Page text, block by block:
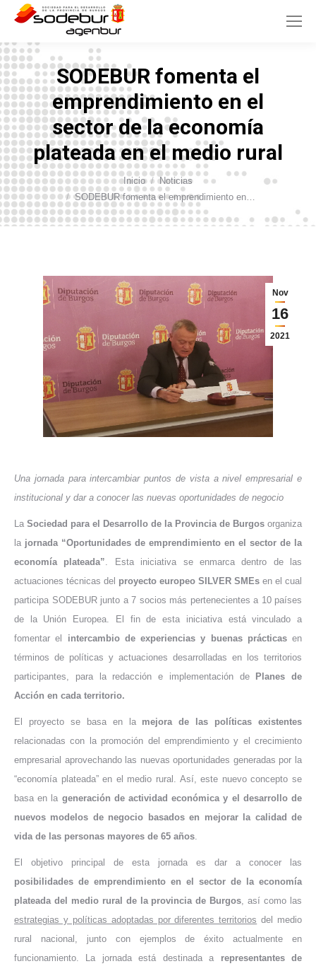
SODEBUR fomenta el
emprendimiento en el
sector de la economía
plateada en el medio rural
Estás aquí: Inicio
Noticias
SODEBUR fomenta el emprendimiento en…
Nov
16
2021
Una jornada para intercambiar puntos de vista a nivel empresarial e
institucional y dar a conocer las nuevas oportunidades de negocio
La Sociedad para el Desarrollo de la Provincia de Burgos organiza
la jornada “Oportunidades de emprendimiento en el sector de la
economía plateada”. Esta iniciativa se enmarca dentro de las
actuaciones técnicas del proyecto europeo SILVER SMEs en el cual
participa SODEBUR junto a 7 socios más pertenecientes a 10 países
de la Unión Europea. El fin de esta iniciativa está vinculado a
fomentar el intercambio de experiencias y buenas prácticas en
términos de políticas y actuaciones desarrolladas en los territorios
participantes, para la redacción e implementación dePlanes de
Acción en cada territorio.
El proyecto se basa en la mejora de las políticas existentes
relacionadas con la promoción del emprendimiento y el crecimiento
empresarial aprovechando las nuevas oportunidades generadas por la
“economía plateada” en el medio rural. Así, este nuevo concepto se
basa en la generación de actividad económica y el desarrollo de
nuevos modelos de negocio basados en mejorar la calidad de
vida de las personas mayores de 65 años.
El objetivo principal de esta jornada es dar a conocer las
posibilidades de emprendimiento en el sector de la economía
plateada del medio rural de la provincia de Burgos, así como las
estrategias y políticas adoptadas por diferentes territorios del medio
rural nacional, junto con ejemplos de éxito actualmente en
funcionamiento. La jornada está destinada a representantes de